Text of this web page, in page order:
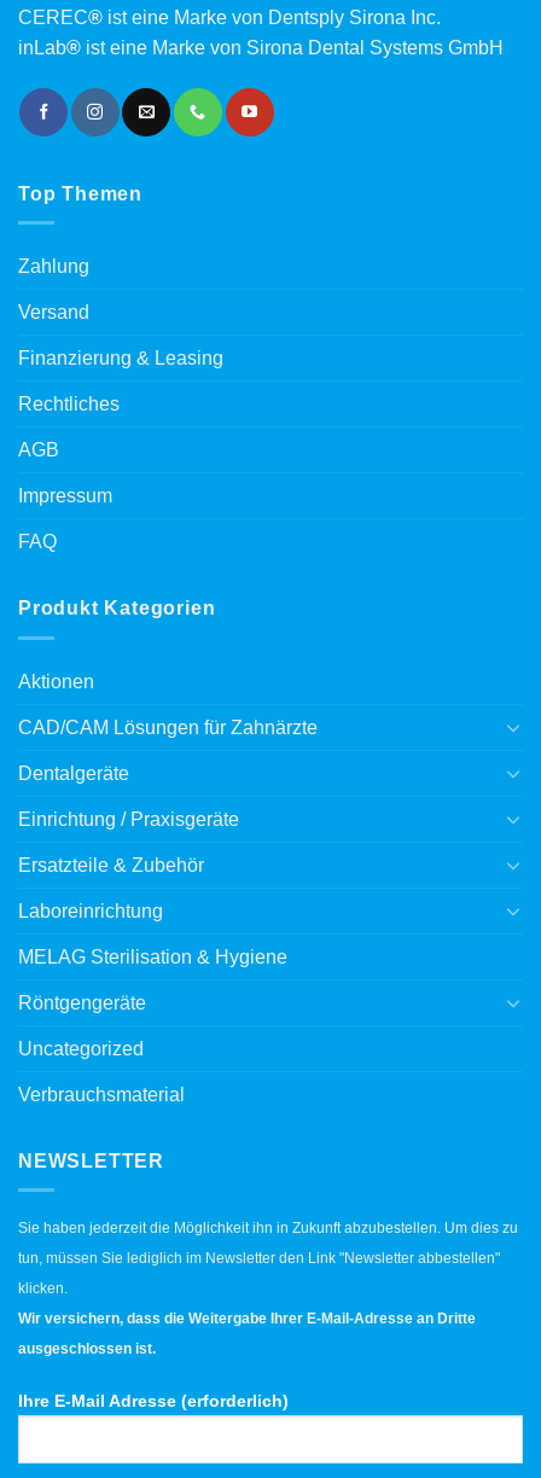
CEREC® ist eine Marke von Dentsply Sirona Inc.
inLab® ist eine Marke von Sirona Dental Systems GmbH
Top Themen
Zahlung
Versand
Finanzierung & Leasing
Rechtliches
AGB
Impressum
FAQ
Produkt Kategorien
Aktionen
CAD/CAM Lösungen für Zahnärzte
Dentalgeräte
Einrichtung / Praxisgeräte
Ersatzteile & Zubehör
Laboreinrichtung
MELAG Sterilisation & Hygiene
Röntgengeräte
Uncategorized
Verbrauchsmaterial
NEWSLETTER
Sie haben jederzeit die Möglichkeit ihn in Zukunft abzubestellen. Um dies zu
tun, müssen Sie lediglich im Newsletter den Link "Newsletter abbestellen"
klicken.
Wir versichern, dass die Weitergabe Ihrer E-Mail-Adresse an Dritte
ausgeschlossen ist.
Ihre E-Mail Adresse (erforderlich)